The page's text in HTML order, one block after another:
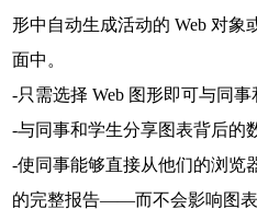
形中自动生成活动的 Web 对象
面中。
-只需选择 Web 图形即可与同
-与同事和学生分享图表背后的
-使同事能够直接从他们的浏览
的完整报告——而不会影响图